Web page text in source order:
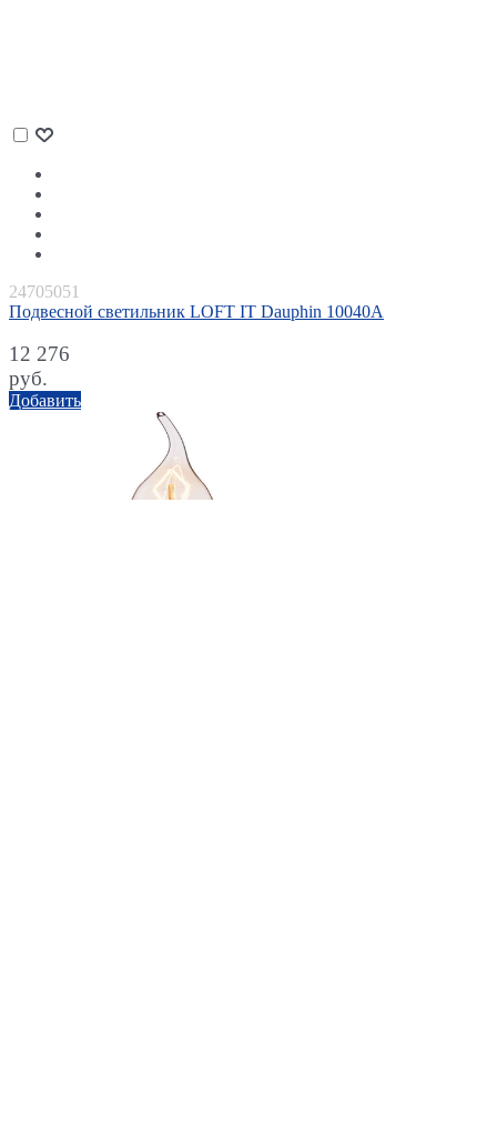
24705051
Подвесной светильник LOFT IT Dauphin 10040A
12 276
руб.
Добавить